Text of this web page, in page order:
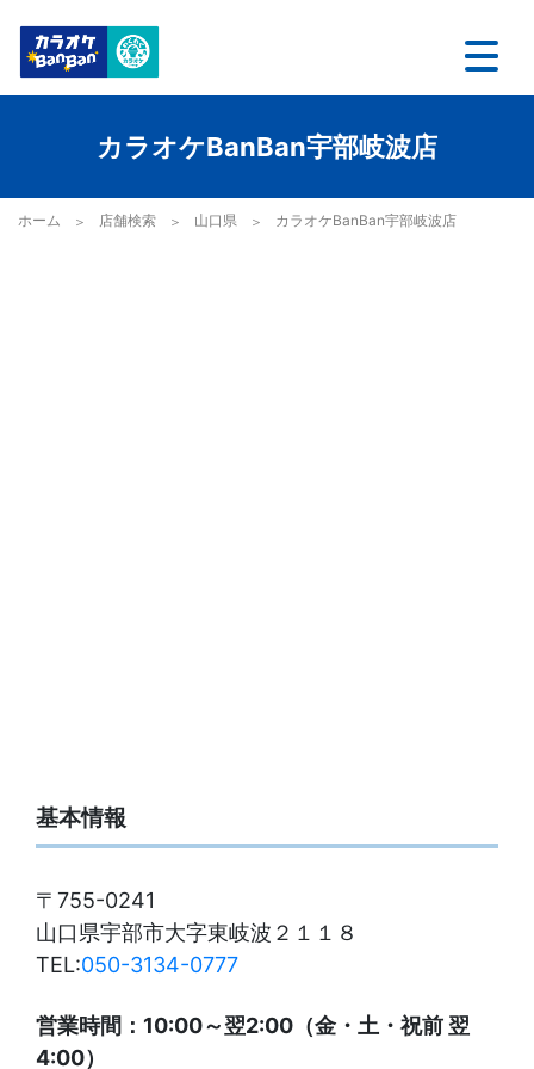
カラオケBanBan宇部岐波店
ホーム 店舗検索 山口県 カラオケBanBan宇部岐波店
基本情報
〒755-0241
山口県宇部市大字東岐波２１１８
TEL:050-3134-0777
営業時間：10:00～翌2:00（金・土・祝前 翌
4:00）